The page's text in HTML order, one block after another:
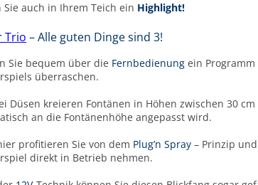
Sie auch in Ihrem Teich ein Highlight!
Trio – Alle guten Dinge sind 3!
Sie bequem über die Fernbedienung ein
überraschen.
Düsen kreieren Fontänen in Höhen zwischen 30
an die Fontänenhöhe angepasst wird.
profitieren Sie von dem Plug’n Spray – Prinzip
direkt in Betrieb nehmen.